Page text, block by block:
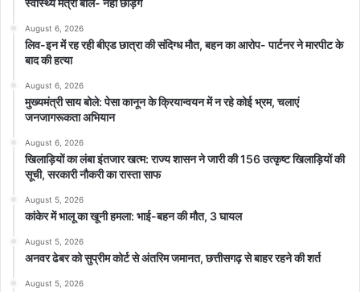
स्वास्थ्य मंत्री बोले- नहीं छोड़ेंगे
August 6, 2026
लिव-इन में रह रही बीएड छात्रा की संदिग्ध मौत, बहन का आरोप- पार्टनर ने मारपीट के
बाद की हत्या
August 6, 2026
मुख्यमंत्री साय बोले: पेसा कानून के क्रियान्वयन में न रहे कोई भ्रम, चलाएं
जनजागरूकता अभियान
August 6, 2026
खिलाड़ियों का लंबा इंतजार खत्म: राज्य शासन ने जारी की 156 उत्कृष्ट खिलाड़ियों की
सूची, सरकारी नौकरी का रास्ता साफ
August 5, 2026
कांकेर में भालू का खूनी हमला: भाई-बहन की मौत, 3 घायल
August 5, 2026
अनवर ढेबर को सुप्रीम कोर्ट से अंतरिम जमानत, छत्तीसगढ़ से बाहर रहने की शर्त
August 5, 2026